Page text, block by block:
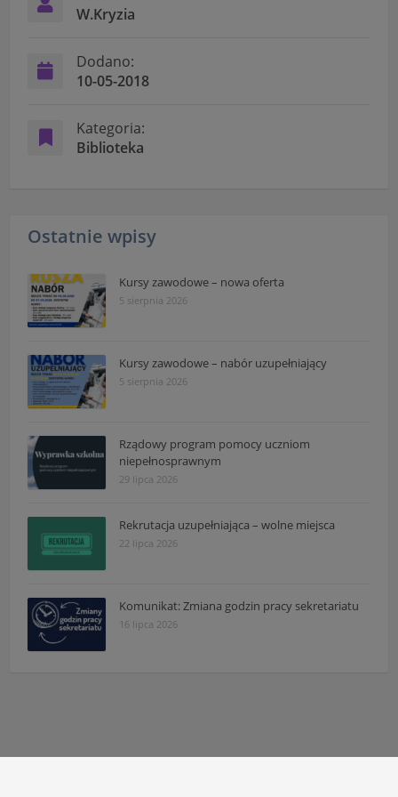
W.Kryzia
Dodano:
10-05-2018
Kategoria:
Biblioteka
Ostatnie wpisy
Kursy zawodowe – nowa oferta
5 sierpnia 2026
Kursy zawodowe – nabór uzupełniający
5 sierpnia 2026
Rządowy program pomocy uczniom
niepełnosprawnym
29 lipca 2026
Rekrutacja uzupełniająca – wolne miejsca
22 lipca 2026
Komunikat: Zmiana godzin pracy sekretariatu
16 lipca 2026